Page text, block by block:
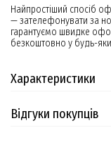
Найпростіший спосіб
— зателефонувати за
гарантуємо швидке
безкоштовно у будь-
Характеристики
Відгуки покупців